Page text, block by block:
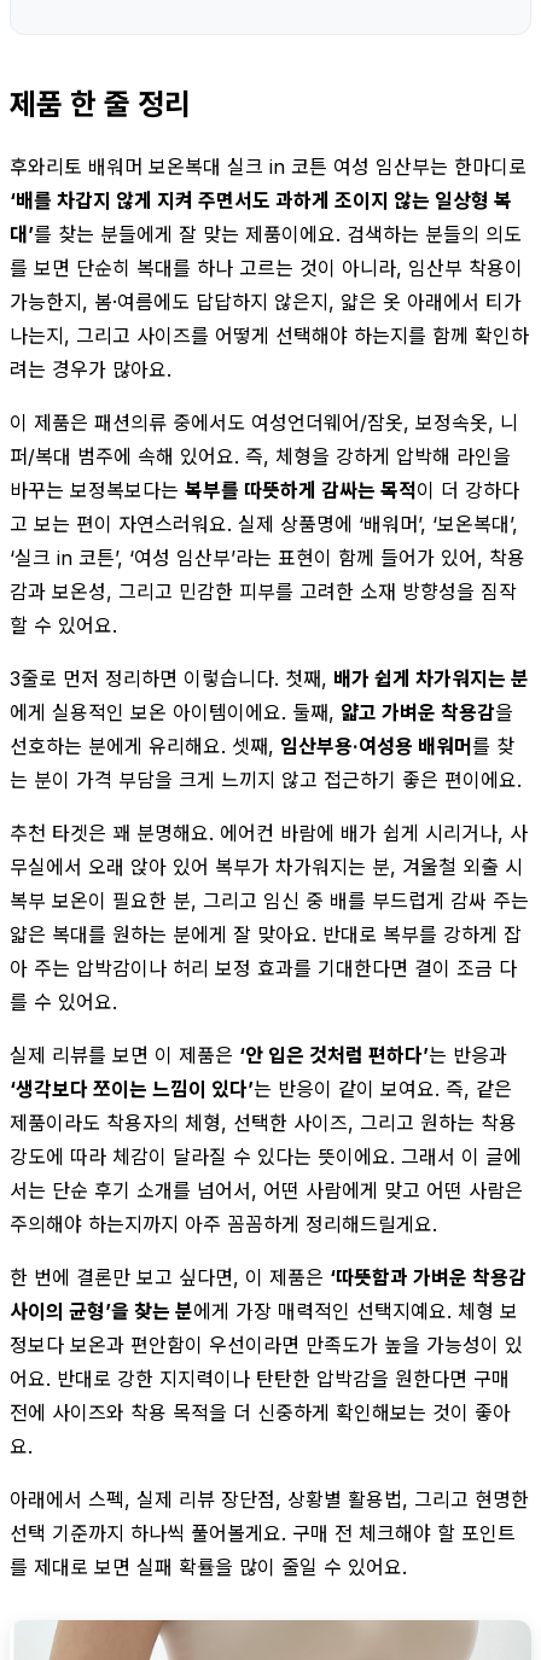
제품 한 줄 정리
후와리토 배워머 보온복대 실크 in 코튼 여성 임산부는 한마디로
‘배를 차갑지 않게 지켜 주면서도 과하게 조이지 않는 일상형 복
대’를 찾는 분들에게 잘 맞는 제품이에요. 검색하는 분들의 의도
를 보면 단순히 복대를 하나 고르는 것이 아니라, 임산부 착용이
가능한지, 봄·여름에도 답답하지 않은지, 얇은 옷 아래에서 티가
나는지, 그리고 사이즈를 어떻게 선택해야 하는지를 함께 확인하
려는 경우가 많아요.
이 제품은 패션의류 중에서도 여성언더웨어/잠옷, 보정속옷, 니
퍼/복대 범주에 속해 있어요. 즉, 체형을 강하게 압박해 라인을
바꾸는 보정복보다는 복부를 따뜻하게 감싸는 목적이 더 강하다
고 보는 편이 자연스러워요. 실제 상품명에 ‘배워머’, ‘보온복대’,
‘실크 in 코튼’, ‘여성 임산부’라는 표현이 함께 들어가 있어, 착용
감과 보온성, 그리고 민감한 피부를 고려한 소재 방향성을 짐작
할 수 있어요.
3줄로 먼저 정리하면 이렇습니다. 첫째, 배가 쉽게 차가워지는 분
에게 실용적인 보온 아이템이에요. 둘째, 얇고 가벼운 착용감을
선호하는 분에게 유리해요. 셋째, 임산부용·여성용 배워머를 찾
는 분이 가격 부담을 크게 느끼지 않고 접근하기 좋은 편이에요.
추천 타겟은 꽤 분명해요. 에어컨 바람에 배가 쉽게 시리거나, 사
무실에서 오래 앉아 있어 복부가 차가워지는 분, 겨울철 외출 시
복부 보온이 필요한 분, 그리고 임신 중 배를 부드럽게 감싸 주는
얇은 복대를 원하는 분에게 잘 맞아요. 반대로 복부를 강하게 잡
아 주는 압박감이나 허리 보정 효과를 기대한다면 결이 조금 다
를 수 있어요.
실제 리뷰를 보면 이 제품은 ‘안 입은 것처럼 편하다’는 반응과
‘생각보다 쪼이는 느낌이 있다’는 반응이 같이 보여요. 즉, 같은
제품이라도 착용자의 체형, 선택한 사이즈, 그리고 원하는 착용
강도에 따라 체감이 달라질 수 있다는 뜻이에요. 그래서 이 글에
서는 단순 후기 소개를 넘어서, 어떤 사람에게 맞고 어떤 사람은
주의해야 하는지까지 아주 꼼꼼하게 정리해드릴게요.
한 번에 결론만 보고 싶다면, 이 제품은 ‘따뜻함과 가벼운 착용감
사이의 균형’을 찾는 분에게 가장 매력적인 선택지예요. 체형 보
정보다 보온과 편안함이 우선이라면 만족도가 높을 가능성이 있
어요. 반대로 강한 지지력이나 탄탄한 압박감을 원한다면 구매
전에 사이즈와 착용 목적을 더 신중하게 확인해보는 것이 좋아
요.
아래에서 스펙, 실제 리뷰 장단점, 상황별 활용법, 그리고 현명한
선택 기준까지 하나씩 풀어볼게요. 구매 전 체크해야 할 포인트
를 제대로 보면 실패 확률을 많이 줄일 수 있어요.